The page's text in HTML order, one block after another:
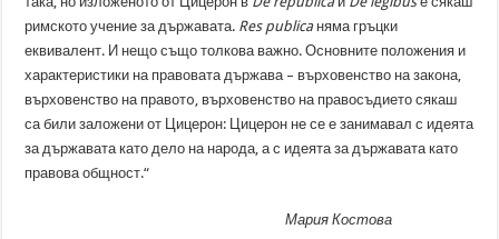
римското учение за държавата. Res publicaняма гръцки
еквивалент. И нещо също толкова важно. Основните положения и
характеристики на правовата държава – върховенство на закона,
върховенство на правотo, върховенство на правосъдието сякаш
са били заложени от Цицерон: Цицерон не се е занимавал с идеята
за държавата като дело на народа, а с идеята за държавата като
правова общност.“
Мария Костова